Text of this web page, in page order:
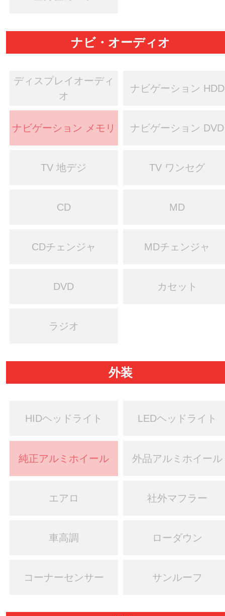
ナビ・オーディオ
ディスプレイオーディ
オ
ナビゲーション HDD
ナビゲーション メモリ ナビゲーション DVD
TV 地デジ TV ワンセグ
CD MD
CDチェンジャ MDチェンジャ
DVD カセット
ラジオ
外装
HIDヘッドライト LEDヘッドライト
純正アルミホイール 外品アルミホイール
エアロ 社外マフラー
車高調 ローダウン
コーナーセンサー サンルーフ